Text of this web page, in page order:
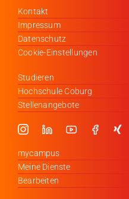
Kontakt
Impressum
Datenschutz
Cookie-Einstellungen
Studieren
Hochschule Coburg
Stellenangebote
mycampus
Meine Dienste
Bearbeiten